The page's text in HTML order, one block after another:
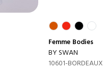
Femme Bodies
BY SWAN
10601-BORDEAUX